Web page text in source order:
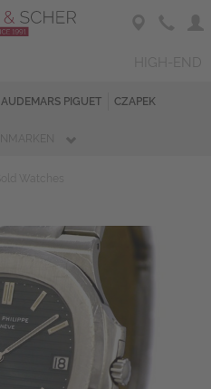
AUDEMARS PIGUET CZAPEK